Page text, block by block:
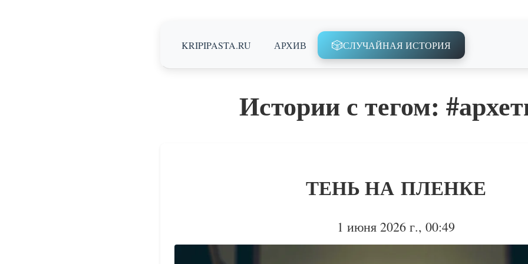
KRIPIPASTA.RU АРХИВ 🎲СЛУЧАЙНАЯ ИСТОРИЯ
Истории с тегом: #
ТЕНЬ НА ПЛЕНКЕ
1 июня 2026 г., 00:49